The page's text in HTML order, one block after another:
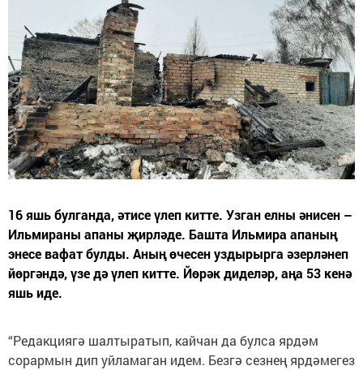
16 яшь булганда, әтисе үлеп китте. Узган елны әнисен –
Ильмираны апаны җирләде. Башта Ильмира апаның
энесе вафат булды. Аның өчесен уздырырга әзерләнеп
йөргәндә, үзе дә үлеп китте. Йөрәк диделәр, аңа 53 кенә
яшь иде.
“Редакциягә шалтыратып, кайчан да булса ярдәм
сорармын дип уйламаган идем. Безгә сезнең ярдәмегез